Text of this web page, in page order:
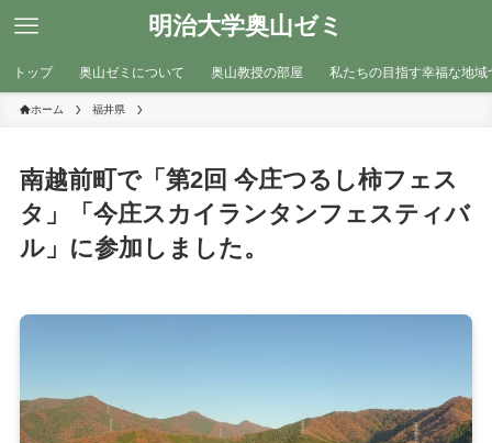
明治大学奥山ゼミ
トップ 奥山ゼミについて 奥山教授の部屋 私たちの目指す幸福な地域
ホーム 福井県
南越前町で「第2回 今庄つるし柿フェス
タ」「今庄スカイランタンフェスティバ
ル」に参加しました。